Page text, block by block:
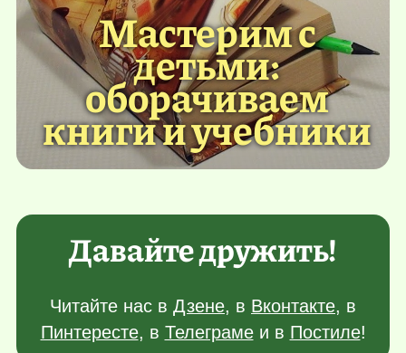
Мастерим с
детьми:
оборачиваем
книги и учебники
Давайте дружить!
Читайте нас в Дзене, в Вконтакте, в
Пинтересте, в Телеграмеи в Постиле!